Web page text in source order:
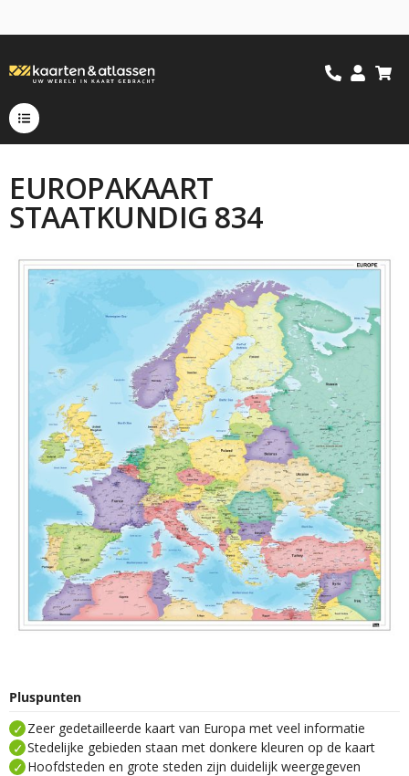
EUROPAKAART
STAATKUNDIG 834
Pluspunten
Zeer gedetailleerde kaart van Europa met veel informatie
Stedelijke gebieden staan met donkere kleuren op de kaart
Hoofdsteden en grote steden zijn duidelijk weergegeven